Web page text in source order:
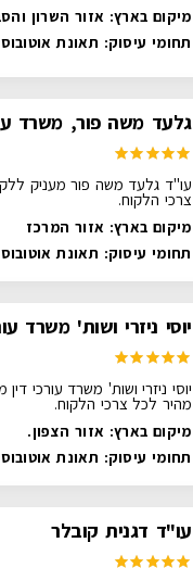
מיקום בארץ: אזור השרון
תחומי עיסוק: תאונת אוטובוס
גלעד משה פור, משרד
עו"ד גלעד משה פור מעניק
צרכי הלקוח.
מיקום בארץ: אזור המרכז
תחומי עיסוק: תאונת אוטובוס
יוסי ניזרי ושות' משרד
יוסי ניזרי ושות' משרד עורכי
מהיר לכל צרכי הלקוח.
מיקום בארץ: אזור הצפון.
תחומי עיסוק: תאונת אוטובוס
עו"ד דגנית קובלר